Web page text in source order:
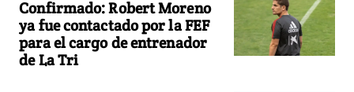
Confirmado: Robert Moreno
ya fue contactado por la FEF
para el cargo de entrenador
de La Tri